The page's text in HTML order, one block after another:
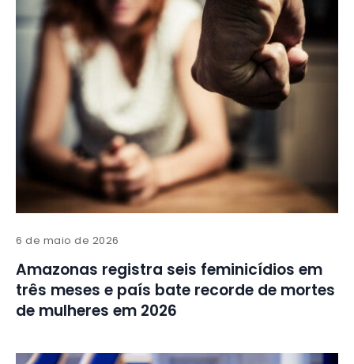
6 de maio de 2026
Amazonas registra seis feminicídios em
três meses e país bate recorde de mortes
de mulheres em 2026